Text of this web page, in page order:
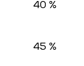
40 %
45 %